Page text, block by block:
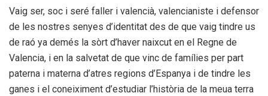
Vaig ser, soc i seré faller i valencià, valencianiste i defensor
de les nostres senyes d’identitat des de que vaig tindre us
de raó ya demés la sòrt d’haver naixcut en el Regne de
Valencia, i en la salvetat de que vinc de famílies per part
paterna i materna d’atres regions d’Espanya i de tindre les
ganes i el coneiximent d’estudiar l’història de la meua terra